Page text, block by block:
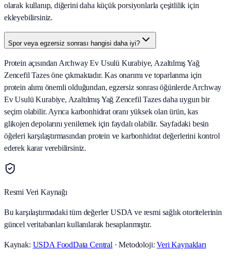
olarak kullanıp, diğerini daha küçük porsiyonlarla çeşitlilik için
ekleyebilirsiniz.
Spor veya egzersiz sonrası hangisi daha iyi?
Protein açısından Archway Ev Usulü Kurabiye, Azaltılmış Yağ
Zencefil Tazes öne çıkmaktadır. Kas onarımı ve toparlanma için
protein alımı önemli olduğundan, egzersiz sonrası öğünlerde Archway
Ev Usulü Kurabiye, Azaltılmış Yağ Zencefil Tazes daha uygun bir
seçim olabilir. Ayrıca karbonhidrat oranı yüksek olan ürün, kas
glikojen depolarını yenilemek için faydalı olabilir. Sayfadaki besin
öğeleri karşılaştırmasından protein ve karbonhidrat değerlerini kontrol
ederek karar verebilirsiniz.
Resmi Veri Kaynağı
Bu karşılaştırmadaki tüm değerler USDA ve resmi sağlık otoritelerinin
güncel veritabanları kullanılarak hesaplanmıştır.
Kaynak: USDA FoodData Central · Metodoloji:Veri Kaynakları